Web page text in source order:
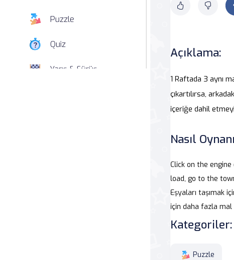
Puzzle
Quiz
Yarış & Sürüş
Açıklama:
1 Raftada 3 aynı
çıkartılırsa,
içeriğe dahil
Nasıl
Click on the
load, go to the
Eşyaları taşımak
için daha fazla mal
Kategoriler:
Puzzle